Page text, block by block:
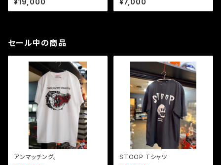
¥19,000 ¥7,000
セール中の商品
アンマッチング。 STOOP Tシャツ